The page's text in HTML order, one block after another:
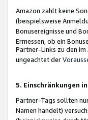
Amazon zahlt keine
(beispielsweise
Bonusereignisse und
Ermessen, ob ein
Partner-Links zu den
ungeachtet der
5. Einschränkungen
Partner-Tags sollten
Namen handelt)